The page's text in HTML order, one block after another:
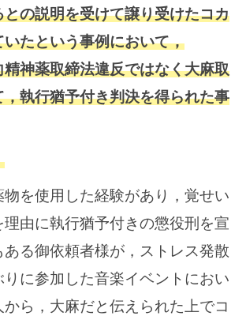
の説明を受けて譲り受けたコカ
たという事例において，
薬取締法違反ではなく大麻取
執行猶予付き判決を得られた事
を使用した経験があり，覚せい
由に執行猶予付きの懲役刑を宣
る御依頼者様が，ストレス発散
に参加した音楽イベントにおい
ら，大麻だと伝えられた上でコ